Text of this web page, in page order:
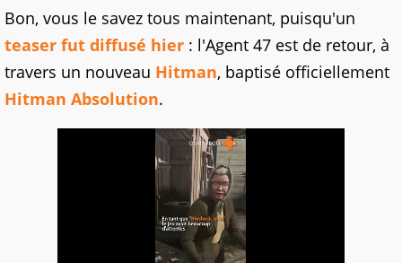
Bon, vous le savez tous maintenant, puisqu'un
teaser fut diffusé hier : l'Agent 47 est de retour, à
travers un nouveau Hitman, baptisé officiellement
Hitman Absolution.